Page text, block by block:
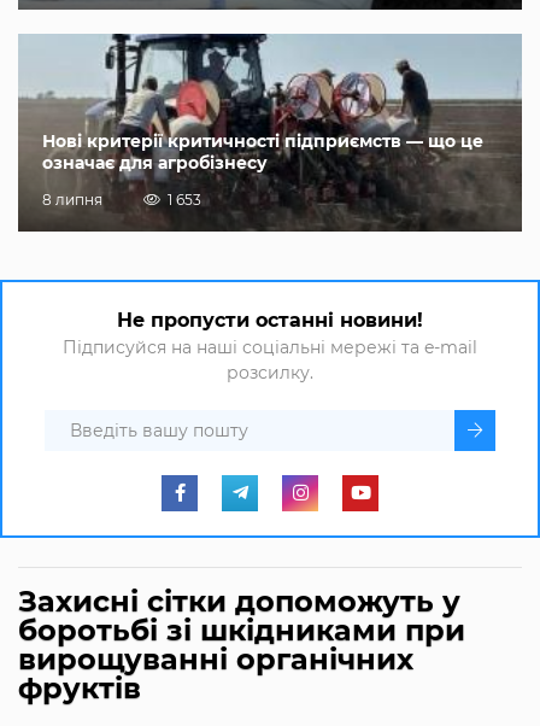
Нові критерії критичності підприємств — що це
означає для агробізнесу
8 липня 1 653
Не пропусти останні новини!
Підписуйся на наші соціальні мережі та e-mail
розсилку.
Захисні сітки допоможуть у
боротьбі зі шкідниками при
вирощуванні органічних
фруктів